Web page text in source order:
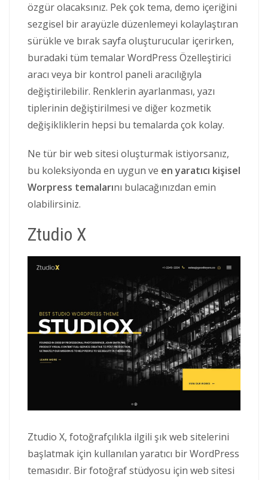
özgür olacaksınız. Pek çok tema, demo içeriğini
sezgisel bir arayüzle düzenlemeyi kolaylaştıran
sürükle ve bırak sayfa oluşturucular içerirken,
buradaki tüm temalar WordPress Özelleştirici
aracı veya bir kontrol paneli aracılığıyla
değiştirilebilir. Renklerin ayarlanması, yazı
tiplerinin değiştirilmesi ve diğer kozmetik
değişikliklerin hepsi bu temalarda çok kolay.
Ne tür bir web sitesi oluşturmak istiyorsanız,
bu koleksiyonda en uygun ve en yaratıcı kişisel
Worpress temalarını bulacağınızdan emin
olabilirsiniz.
Ztudio X
Ztudio X, fotoğrafçılıkla ilgili şık web sitelerini
başlatmak için kullanılan yaratıcı bir WordPress
temasıdır. Bir fotoğraf stüdyosu için web sitesi